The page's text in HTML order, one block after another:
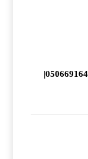
شركة تركيب سيراميك في عجمان |0506691641|